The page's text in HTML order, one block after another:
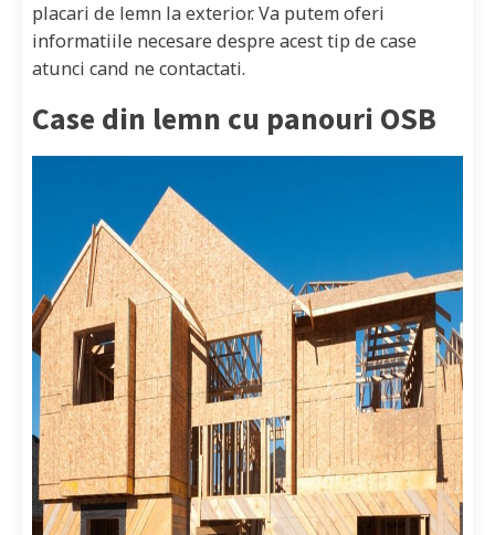
placari de lemn la exterior. Va putem oferi
informatiile necesare despre acest tip de case
atunci cand ne contactati.
Case din lemn cu panouri OSB